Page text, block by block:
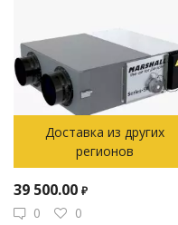
Доставка из других
регионов
39 500.00 ₽
0
0